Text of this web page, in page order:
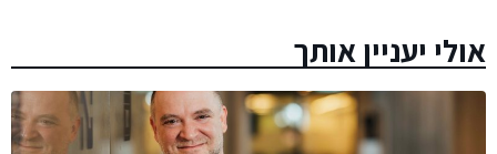
אולי יעניין אותך